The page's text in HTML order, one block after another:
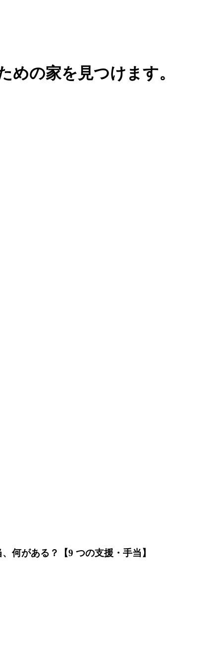
の家を見つけます。
何がある？【9 つの支援・手当】